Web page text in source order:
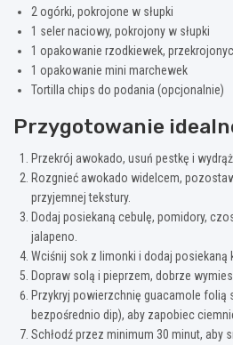
2 ogórki, pokrojone w słupki
1 seler naciowy, pokrojony w słupki
1 opakowanie rzodkiewek,
1 opakowanie mini marchewek
Tortilla chips do podania (opcjonalnie)
Przygotowanie
Przekrój awokado, usuń pestkę i
Rozgnieć awokado widelcem,
przyjemnej tekstury.
Dodaj posiekaną cebulę, pomidory,
jalapeno.
Wciśnij sok z limonki i dodaj posiekaną
Dopraw solą i pieprzem, dobrze
Przykryj powierzchnię guacamole folią
bezpośrednio dip), aby zapobiec
Schłodź przez minimum 30 minut, aby